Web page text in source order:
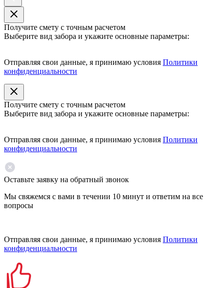
Получите смету с точным расчетом
Выберите вид забора и укажите основные параметры:
Отправляя свои данные, я принимаю условия Политики
конфиденциальности
Получите смету с точным расчетом
Выберите вид забора и укажите основные параметры:
Отправляя свои данные, я принимаю условия Политики
конфиденциальности
Оставьте заявку на обратный звонок
Мы свяжемся с вами в течении 10 минут и ответим на все
вопросы
Отправляя свои данные, я принимаю условия Политики
конфиденциальности